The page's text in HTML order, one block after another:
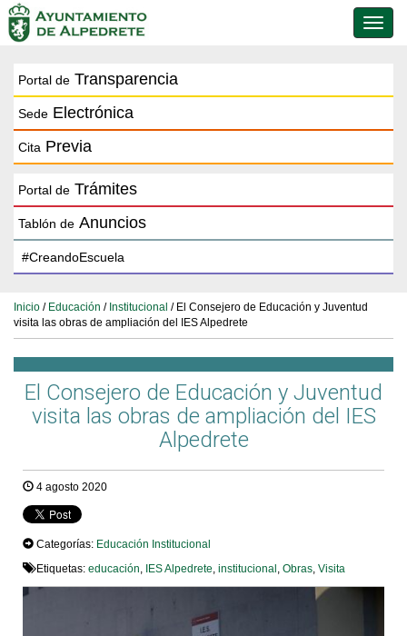
de
Portal de Transparencia
Sede Electrónica
Cita Previa
Portal de Trámites
Tablón de Anuncios
Inicio / Educación / Institucional / El Consejero de Educación y Juventud
visita las obras de ampliación del IES Alpedrete
El Consejero de Educación y Juventud
visita las obras de ampliación del IES
Alpedrete
4 agosto 2020
Categorías: Educación Institucional
Etiquetas: educación IES Alpedrete institucional Obras Visita